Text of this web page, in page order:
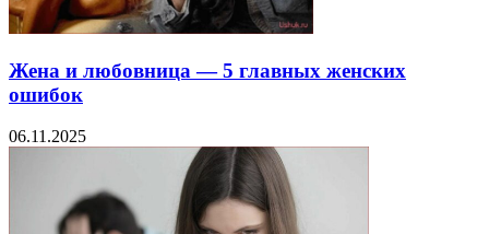
Жена и любовница — 5 главных женских
ошибок
06.11.2025